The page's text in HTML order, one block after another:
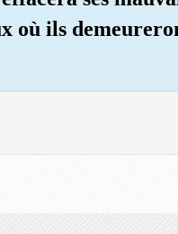
où ils